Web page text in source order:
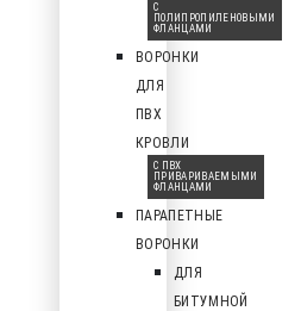
С
ПОЛИПРОПИЛЕНОВЫМИ
ФЛАНЦАМИ
ВОРОНКИ
ДЛЯ
ПВХ
КРОВЛИ
С ПВХ
ПРИВАРИВАЕМЫМИ
ФЛАНЦАМИ
ПАРАПЕТНЫЕ
ВОРОНКИ
ДЛЯ
БИТУМНОЙ